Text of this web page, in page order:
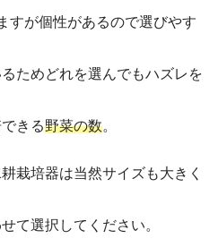
すが個性があるので選びやす
ためどれを選んでもハズレを
きる野菜の数。
栽培器は当然サイズも大きく
て選択してください。